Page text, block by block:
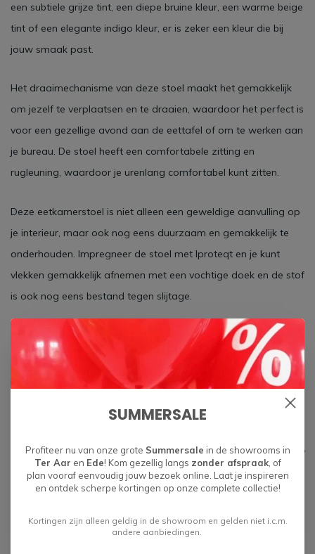
een subtiele grijze tint, een diepe bruine kleur, een warme beige
tint of een elegante indigo kleur, er is zeker een kleur die bij
jouw smaak past.
Het draaimechanisme van deze stoel maakt het gemakkelijk
om jezelf te verplaatsen en te draaien, waardoor het perfect is
voor een gezellige avond aan de eettafel of om te werken aan
je bureau. De stoel heeft een comfortabele zitting en
rugleuning, waardoor je urenlang comfortabel kunt zitten.
Deze eetkamerstoel is niet alleen een geweldige aanvulling op
je interieur, maar ook nog eens duurzaam en gemakkelijk te
onderhouden. Impregneer de stoel met Iproteqt en je kunt
vlekken gemakkelijk afnemen met een vochtige doek en de stof
is ook nog eens bestand tegen slijtage.
Kortom, onze draaibare eetkamerstoel is de perfecte mix van
stijl, comfort en functionaliteit. Verrijk je huis met deze must-
have stoel en geniet van elk moment dat je erop doorbrengt!
Gerelateerde producten
SUMMERSALE
Profiteer nu van onze grote Summersale in de showrooms in
Ter Aar en Ede! Kom gezellig langs zonder afspraak, of
plan vooraf eenvoudig jouw bezoek online. Laat je inspireren
en ontdek scherpe kortingen op onze complete collectie!
Kortingen zijn alleen geldig in de showroom en gelden niet i.c.m.
andere aanbiedingen.